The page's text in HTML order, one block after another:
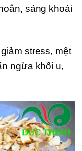
sảng khoái
stress, mệt
ngừa khối u,